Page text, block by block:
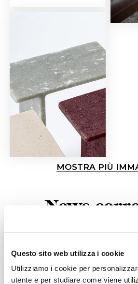
Questo sito web utilizza i cookie
Utilizziamo i cookie per
utente e per studiare come viene
MOSTRA PIÙ
News